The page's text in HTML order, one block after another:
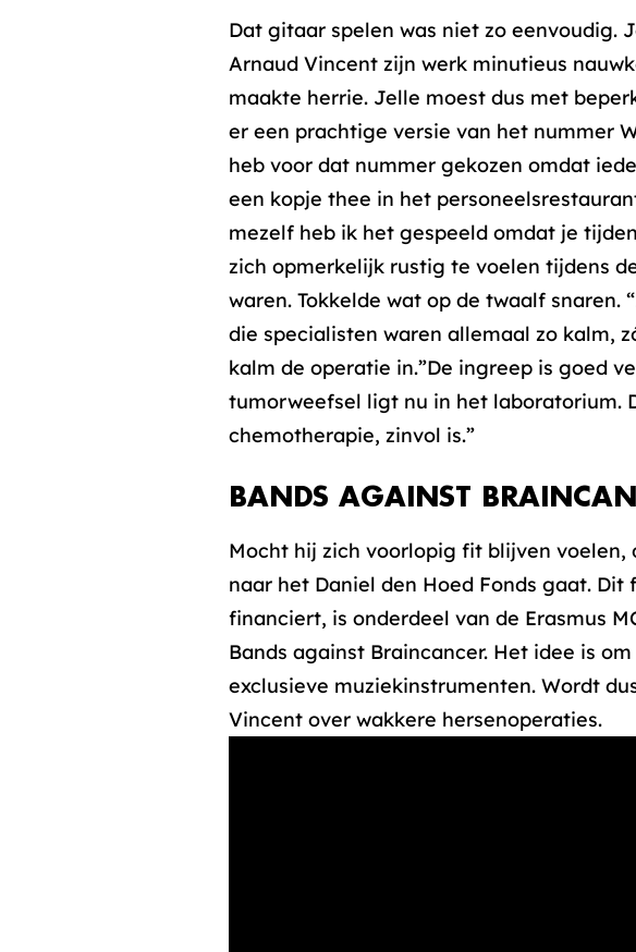
Dat gitaar spelen was niet zo eenvoudig.
Arnaud Vincent zijn werk minutieus
maakte herrie. Jelle moest dus met
er een prachtige versie van het nummer
heb voor dat nummer gekozen omdat
een kopje thee in het
mezelf heb ik het gespeeld omdat je
zich opmerkelijk rustig te voelen tijdens
waren. Tokkelde wat op de twaalf snaren.
die specialisten waren allemaal zo kalm,
kalm de operatie in.”De ingreep is goed
tumorweefsel ligt nu in het laboratorium.
chemotherapie, zinvol is.”
BANDS AGAINST
Mocht hij zich voorlopig fit blijven
naar het Daniel den Hoed Fonds gaat.
financiert, is onderdeel van de Erasmus
Bands against Braincancer. Het idee is
exclusieve muziekinstrumenten. Wordt
Vincent over wakkere hersenoperaties.